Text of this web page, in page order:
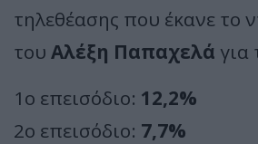
τηλεθέασης που έκανε το
του Αλέξη Παπαχελά για
1ο επεισόδιο: 12,2%
2ο επεισόδιο: 7,7%